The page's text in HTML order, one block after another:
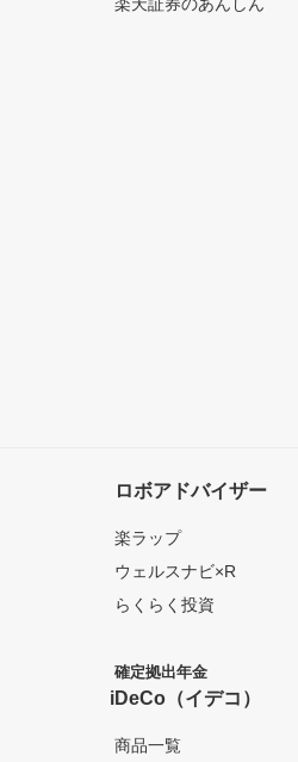
ロボアドバイザー
楽ラップ
ウェルスナビ×R
らくらく投資
確定拠出年金
iDeCo（イデコ）
商品一覧